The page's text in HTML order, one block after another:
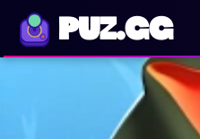
PUZ.GG